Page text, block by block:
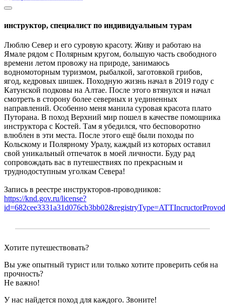
инструктор, специалист по индивидуальным турам
Люблю Север и его суровую красоту. Живу и работаю на
Ямале рядом с Полярным кругом, большую часть свободного
времени летом провожу на природе, занимаюсь
водномоторным туризмом, рыбалкой, заготовкой грибов,
ягод, кедровых шишек. Походную жизнь начал в 2019 году с
Катунской подковы на Алтае. После этого втянулся и начал
смотреть в сторону более северных и уединенных
направлений. Особенно меня манила суровая красота плато
Путорана. В поход Верхний мир пошел в качестве помощника
инструктора с Костей. Там я убедился, что бесповоротно
влюблен в эти места. После этого ещё были походы по
Кольскому и Полярному Уралу, каждый из которых оставил
свой уникальный отпечаток в моей личности. Буду рад
сопровождать вас в путешествиях по прекрасным и
труднодоступным уголкам Севера!
Запись в реестре инструкторов-проводников:
https://knd.gov.ru/license?
Хотите путешествовать?
Вы уже опытный турист или только хотите проверить себя на
прочность?
Не важно!
У нас найдется поход для каждого. Звоните!